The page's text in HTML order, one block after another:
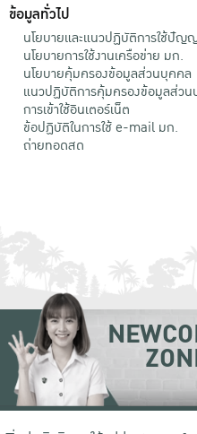
ข้อมูลทั่วไป
นโยบายและแนวปฏิบัติการใช้ปัญ
นโยบายการใช้งานเครือข่าย มก.
นโยบายคุ้มครองข้อมูลส่วนบุคคล
แนวปฏิบัติการคุ้มครองข้อมูลส่ว
การเข้าใช้อินเตอร์เน็ต
ข้อปฏิบัติในการใช้ e-mail มก.
ถ่ายทอดสด